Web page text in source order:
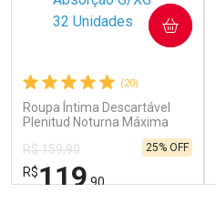
Ver Desconto Convênio
(20)
Roupa Íntima Descartável
Plenitud Noturna Máxima
Absorção G/XG 32 Unidades
R$ 159,90
R$119,90
25% OFF
COMPRAR